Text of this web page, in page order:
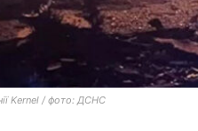
Kernel / фото: ДСНС